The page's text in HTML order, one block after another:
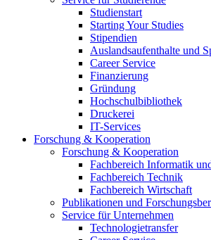
Studienstart
Starting Your Studies
Stipendien
Auslandsaufenthalte und
Career Service
Finanzierung
Gründung
Hochschulbibliothek
Druckerei
IT-Services
Forschung & Kooperation
Forschung & Kooperation
Fachbereich Informatik
Fachbereich Technik
Fachbereich Wirtschaft
Publikationen und
Service für Unternehmen
Technologietransfer